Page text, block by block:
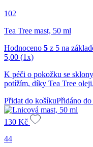
102
Tea Tree mast, 50 ml
Hodnoceno 5 z 5 na
5,00 (1x)
K péči o pokožku se
potížím, díky Tea Tree
Přidat do košíkuPřidáno
130 Kč
44